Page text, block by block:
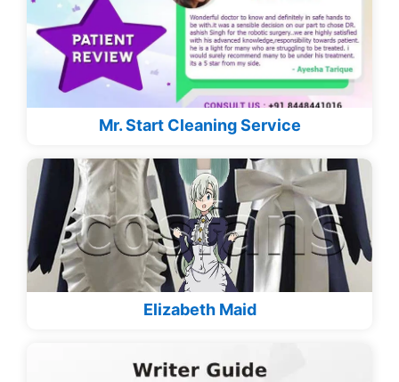
Mr. Start Cleaning Service
Elizabeth Maid